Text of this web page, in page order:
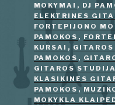
MOKYMAI , DJ
ELEKTRINES
FORTEPIJONO
PAMOKOS ,
KURSAI ,
PAMOKOS ,
GITAROS STUDIJA
KLASIKINES
PAMOKOS ,
MOKYKLA